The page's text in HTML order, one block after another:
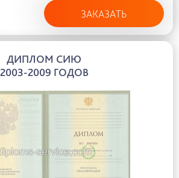
ЗАКАЗАТЬ
ДИПЛОМ СИЮ
2003-2009 ГОДОВ